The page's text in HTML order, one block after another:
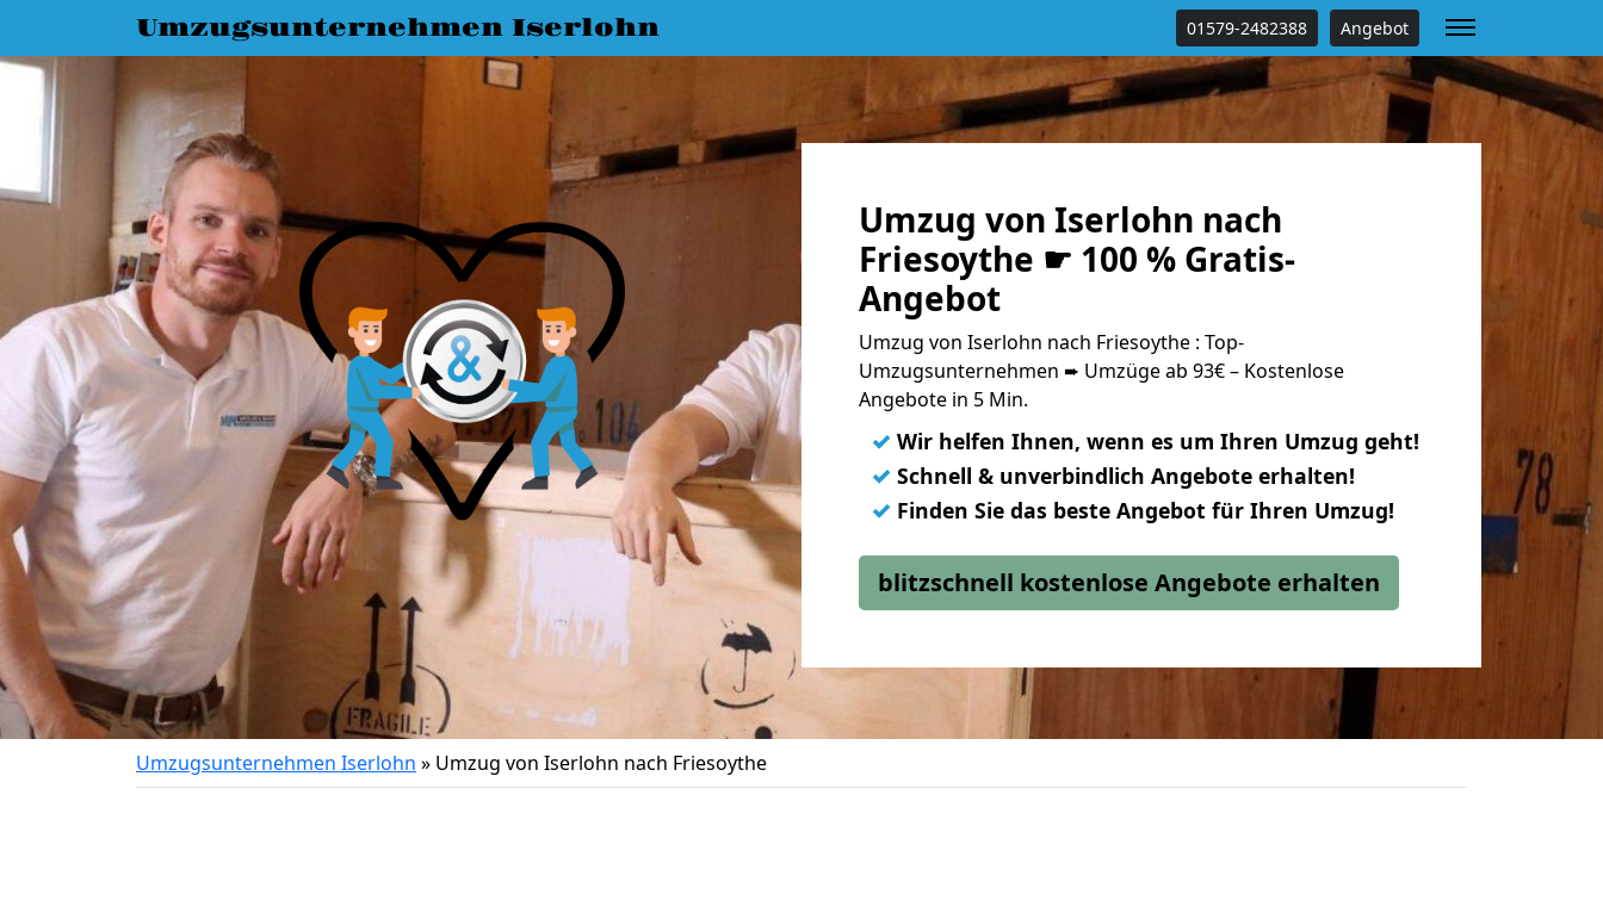
Umzugsunternehmen Iserlohn 01579-2482388 Angebot
Umzug von Iserlohn nach
Friesoythe ☛ 100 % Gratis-
Angebot
Umzug von Iserlohn nach Friesoythe : Top-
Umzugsunternehmen ➨ Umzüge ab 93€ – Kostenlose
Angebote in 5 Min.
✓ Wir helfen Ihnen, wenn es um Ihren Umzug geht!
✓ Schnell & unverbindlich Angebote erhalten!
✓ Finden Sie das beste Angebot für Ihren Umzug!
blitzschnell kostenlose Angebote erhalten
Umzugsunternehmen Iserlohn » Umzug von Iserlohn nach Friesoythe